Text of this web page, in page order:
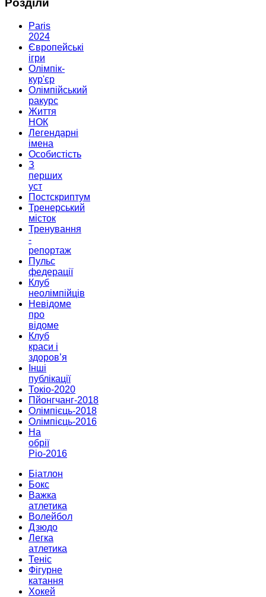
Розділи
Paris
2024
Європейські
ігри
Олімпік-
кур'єр
Олімпійський
ракурс
Життя
НОК
Легендарні
імена
Особистість
З
перших
уст
Постскриптум
Тренерський
місток
Тренування
-
репортаж
Пульс
федерації
Клуб
неолімпійців
Невідоме
про
відоме
Клуб
краси і
здоров’я
Інші
публікації
Токіо-2020
Пйонгчанг-2018
Олімпієць-2018
Олімпієць-2016
На
обрії
Ріо-2016
Біатлон
Бокс
Важка
атлетика
Волейбол
Дзюдо
Легка
атлетика
Теніс
Фігурне
катання
Хокей